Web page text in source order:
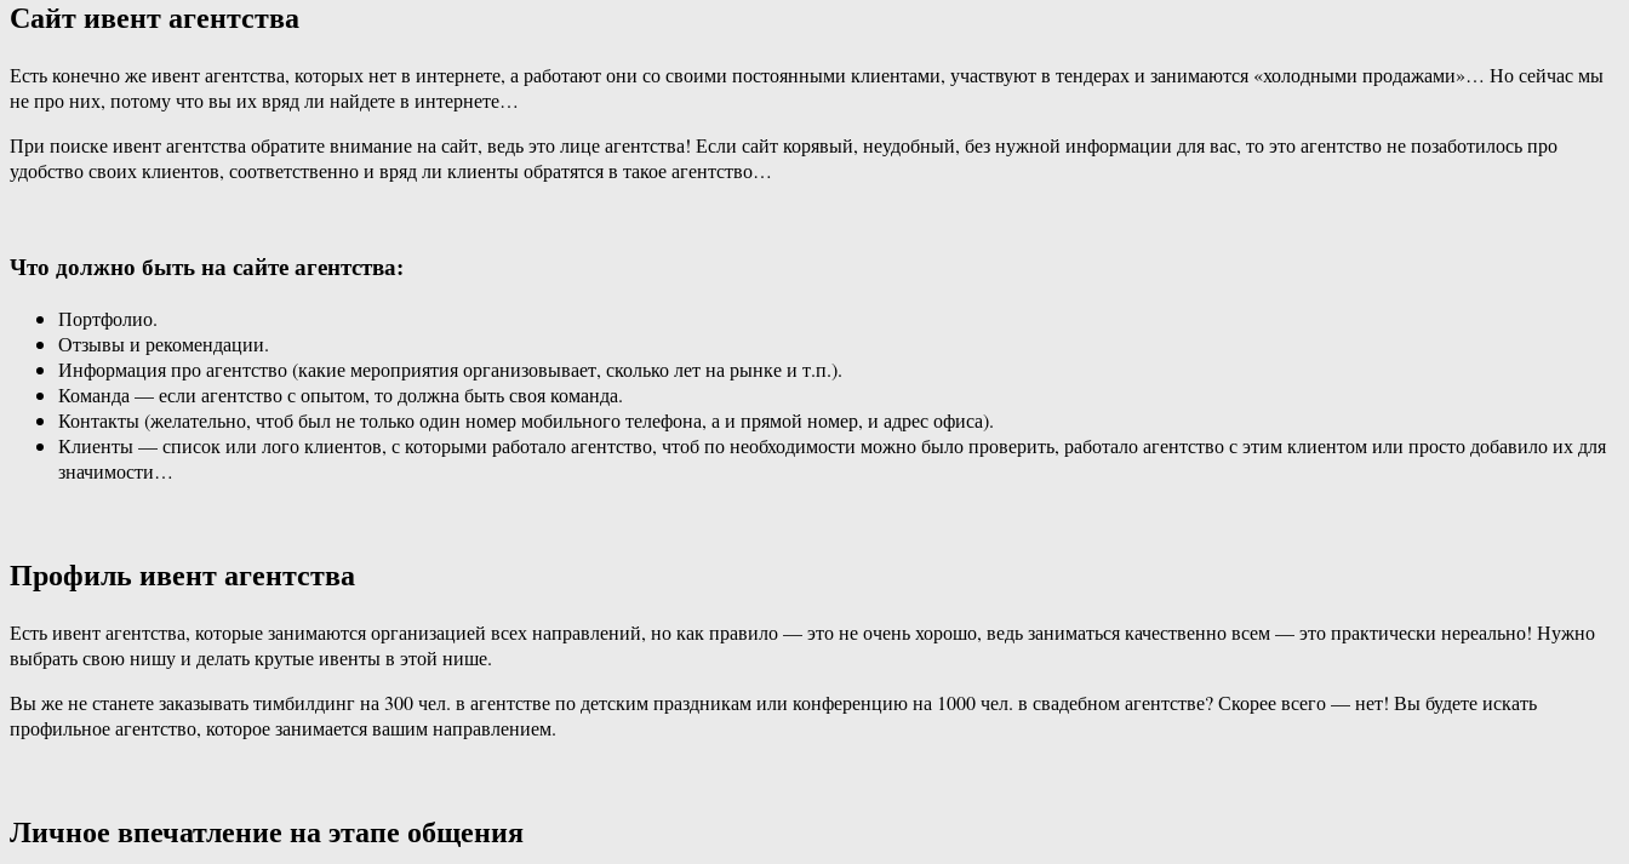
Сайт ивент агентства
Есть конечно же ивент агентства, которых нет в интернете, а работают они со своими постоянными клиентами, участвуют в тендерах и занимаются «холодными продажами»… Но сейчас мы
не про них, потому что вы их вряд ли найдете в интернете…
При поиске ивент агентства обратите внимание на сайт, ведь это лице агентства! Если сайт корявый, неудобный, без нужной информации для вас, то это агентство не позаботилось про
удобство своих клиентов, соответственно и вряд ли клиенты обратятся в такое агентство…
Что должно быть на сайте агентства:
Портфолио.
Отзывы и рекомендации.
Информация про агентство (какие мероприятия организовывает, сколько лет на рынке и т.п.).
Команда — если агентство с опытом, то должна быть своя команда.
Контакты (желательно, чтоб был не только один номер мобильного телефона, а и прямой номер, и адрес офиса).
Клиенты — список или лого клиентов, с которыми работало агентство, чтоб по необходимости можно было проверить, работало агентство с этим клиентом или просто добавило их для
значимости…
Профиль ивент агентства
Есть ивент агентства, которые занимаются организацией всех направлений, но как правило — это не очень хорошо, ведь заниматься качественно всем — это практически нереально! Нужно
выбрать свою нишу и делать крутые ивенты в этой нише.
Вы же не станете заказывать тимбилдинг на 300 чел. в агентстве по детским праздникам или конференцию на 1000 чел. в свадебном агентстве? Скорее всего — нет! Вы будете искать
профильное агентство, которое занимается вашим направлением.
Личное впечатление на этапе общения